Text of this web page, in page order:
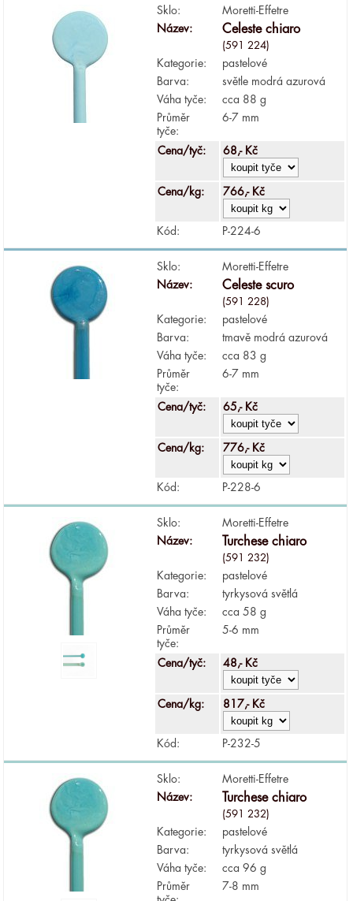
Sklo:
Moretti-Effetre
Název:
Celeste chiaro
(591 224)
Kategorie:
pastelové
Barva:
světle modrá azurová
Váha tyče:
cca 88 g
Průměr
tyče:
6-7 mm
Cena/tyč: 68,- Kč
Cena/kg: 766,- Kč
Kód: P-224-6
Sklo:
Moretti-Effetre
Název:
Celeste scuro
(591 228)
Kategorie:
pastelové
Barva:
tmavě modrá azurová
Váha tyče:
cca 83 g
Průměr
tyče:
6-7 mm
Cena/tyč: 65,- Kč
Cena/kg: 776,- Kč
Kód: P-228-6
Sklo:
Moretti-Effetre
Název:
Turchese chiaro
(591 232)
Kategorie:
pastelové
Barva:
tyrkysová světlá
Váha tyče:
cca 58 g
Průměr
tyče:
5-6 mm
Cena/tyč: 48,- Kč
Cena/kg: 817,- Kč
Kód: P-232-5
Sklo:
Moretti-Effetre
Název:
Turchese chiaro
(591 232)
Kategorie:
pastelové
Barva:
tyrkysová světlá
Váha tyče:
cca 96 g
Průměr
7-8 mm